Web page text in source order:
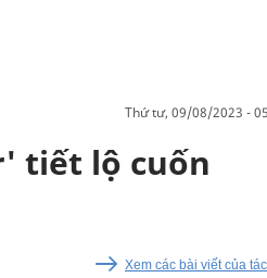
thứ tư, 09/08/2023 -
tiết lộ cuốn
Xem các bài viết của